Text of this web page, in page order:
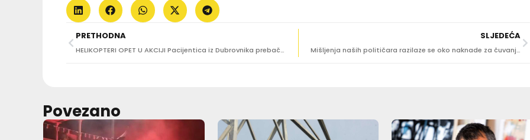
PRETHODNA
HELIKOPTERI OPET U AKCIJI Pacijentica iz Dubrovnika prebačena u KB Dubrava
SLJEDEĆA
Mišljenja naših političara razilaze se oko naknade za čuvanje unuka. Evo što kažu
Povezano